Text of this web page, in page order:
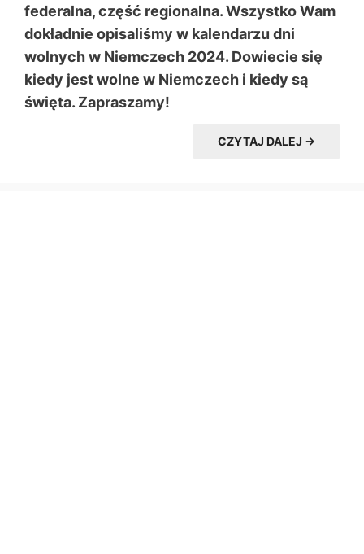
federalna, część regionalna. Wszystko Wam
dokładnie opisaliśmy w kalendarzu dni
wolnych w Niemczech 2024. Dowiecie się
kiedy jest wolne w Niemczech i kiedy są
święta. Zapraszamy!
CZYTAJ DALEJ →